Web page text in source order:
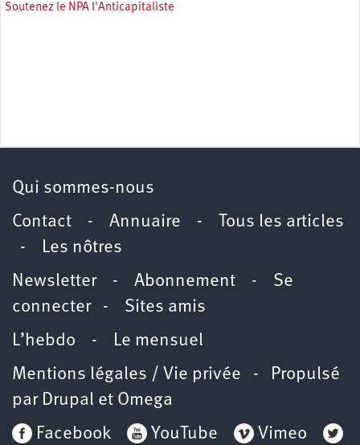
Soutenez le NPA l'Anticapitaliste
Qui sommes-nous
Contact - Annuaire -
Tous les articles
- Les nôtres
Newsletter- Abonnement - Se
connecter- Sites amis
L’hebdo - Le mensuel
Mentions légales / Vie privée - Propulsé
par Drupal et Omega
Facebook
YouTube Vimeo